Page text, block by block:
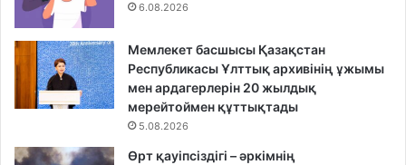
6.08.2026
Мемлекет басшысы Қазақстан
Республикасы Ұлттық архивінің ұжымы
мен ардагерлерін 20 жылдық
мерейтоймен құттықтады
5.08.2026
Өрт қауіпсіздігі – әркімнің